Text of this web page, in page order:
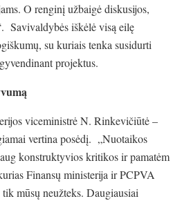
O renginį užbaigė diskusijos,
Savivaldybės iškėlė visą eilę
su kuriais tenka susidurti
projektus.
viceministrė N. Rinkevičiūtė –
vertina posėdį. „Nuotaikos
konstruktyvios kritikos ir pamatėm
Finansų ministerija ir PCPVA
mūsų neužteks. Daugiausiai